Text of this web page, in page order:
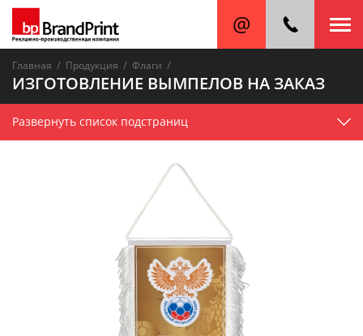
Главная / Продукция / Флаги /
ИЗГОТОВЛЕНИЕ ВЫМПЕЛОВ НА ЗАКАЗ
Развернуть список подстраниц